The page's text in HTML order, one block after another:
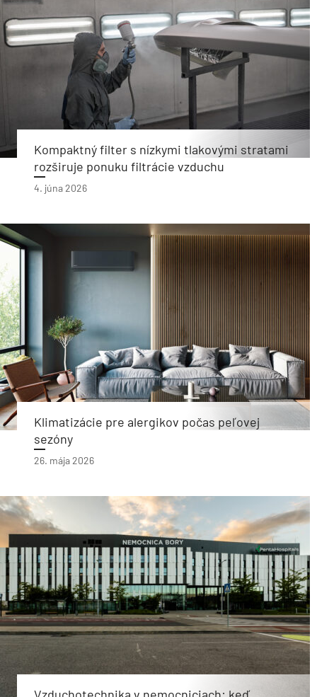
Kompaktný filter s nízkymi tlakovými stratami
rozširuje ponuku filtrácie vzduchu
4. júna 2026
Klimatizácie pre alergikov počas peľovej
sezóny
26. mája 2026